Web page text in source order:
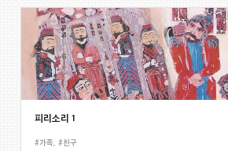
피리소리 1
#가족 #친구